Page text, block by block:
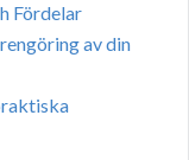
Fördelar
av din